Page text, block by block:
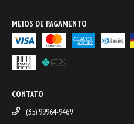
MEIOS DE PAGAMENTO
CONTATO
(35) 99964-9469